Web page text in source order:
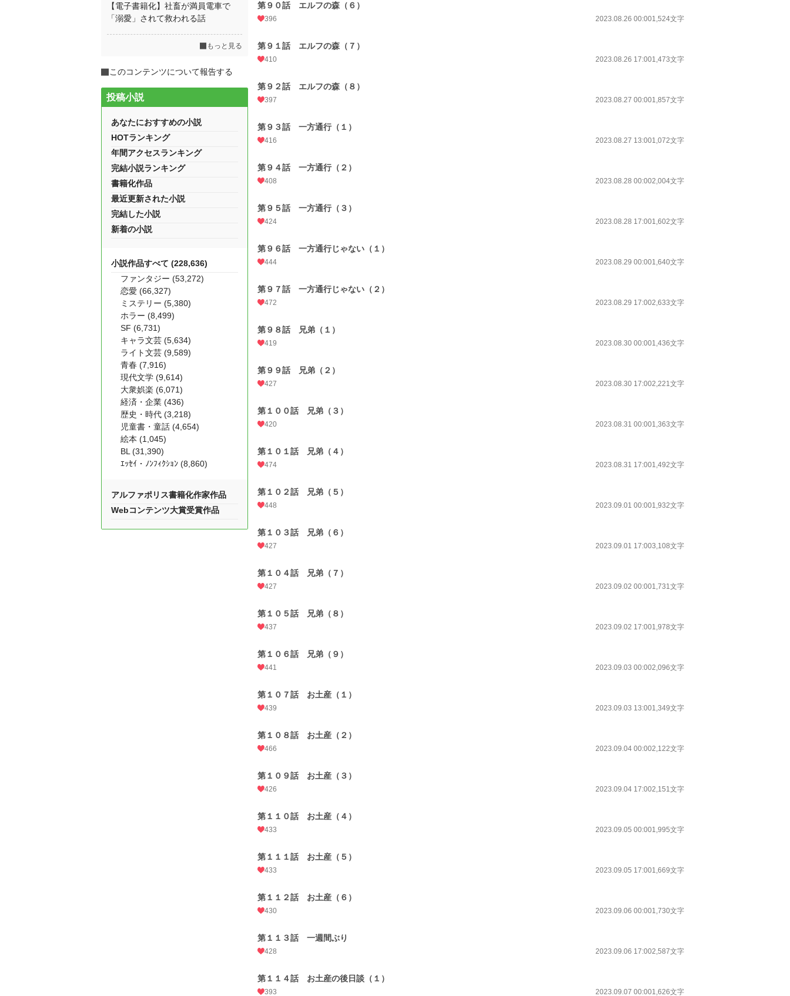
第９０話 エルフの森（６）
396 2023.08.26 00:001,524文字
第９１話 エルフの森（７）
410 2023.08.26 17:001,473文字
第９２話 エルフの森（８）
397 2023.08.27 00:001,857文字
第９３話 一方通行（１）
416 2023.08.27 13:001,072文字
第９４話 一方通行（２）
408 2023.08.28 00:002,004文字
第９５話 一方通行（３）
424 2023.08.28 17:001,602文字
第９６話 一方通行じゃない（１）
444 2023.08.29 00:001,640文字
第９７話 一方通行じゃない（２）
472 2023.08.29 17:002,633文字
第９８話 兄弟（１）
419 2023.08.30 00:001,436文字
第９９話 兄弟（２）
427 2023.08.30 17:002,221文字
第１００話 兄弟（３）
420 2023.08.31 00:001,363文字
第１０１話 兄弟（４）
474 2023.08.31 17:001,492文字
第１０２話 兄弟（５）
448 2023.09.01 00:001,932文字
第１０３話 兄弟（６）
427 2023.09.01 17:003,108文字
第１０４話 兄弟（７）
427 2023.09.02 00:001,731文字
第１０５話 兄弟（８）
437 2023.09.02 17:001,978文字
第１０６話 兄弟（９）
441 2023.09.03 00:002,096文字
第１０７話 お土産（１）
439 2023.09.03 13:001,349文字
第１０８話 お土産（２）
466 2023.09.04 00:002,122文字
第１０９話 お土産（３）
426 2023.09.04 17:002,151文字
第１１０話 お土産（４）
433 2023.09.05 00:001,995文字
第１１１話 お土産（５）
433 2023.09.05 17:001,669文字
第１１２話 お土産（６）
430 2023.09.06 00:001,730文字
第１１３話 一週間ぶり
428 2023.09.06 17:002,587文字
第１１４話 お土産の後日談（１）
393 2023.09.07 00:001,626文字
【電子書籍化】社畜が満員電車で
「溺愛」されて救われる話
もっと見る
このコンテンツについて報告する
投稿小説
あなたにおすすめの小説
HOTランキング
年間アクセスランキング
完結小説ランキング
書籍化作品
最近更新された小説
完結した小説
新着の小説
小説作品すべて (228,636)
ファンタジー (53,272)
恋愛 (66,327)
ミステリー (5,380)
ホラー (8,499)
SF (6,731)
キャラ文芸 (5,634)
ライト文芸 (9,589)
青春 (7,916)
現代文学 (9,614)
大衆娯楽 (6,071)
経済・企業 (436)
歴史・時代 (3,218)
児童書・童話 (4,654)
絵本 (1,045)
BL (31,390)
ｴｯｾｲ・ﾉﾝﾌｨｸｼｮﾝ (8,860)
アルファポリス書籍化作家作品
Webコンテンツ大賞受賞作品